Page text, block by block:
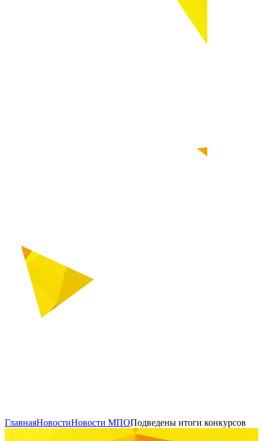
ГлавнаяНовостиНовости МПОПодведены итоги конкурсов